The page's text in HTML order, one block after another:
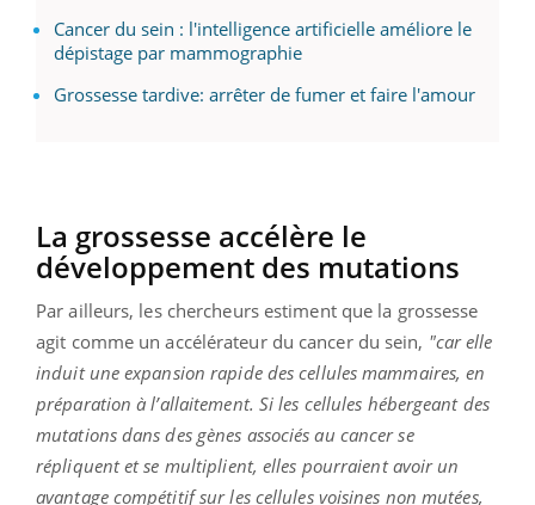
Cancer du sein : l'intelligence artificielle améliore le
dépistage par mammographie
Grossesse tardive: arrêter de fumer et faire l'amour
La grossesse accélère le
développement des mutations
Par ailleurs, les chercheurs estiment que la grossesse
agit comme un accélérateur du cancer du sein, "car elle
induit une expansion rapide des cellules mammaires, en
préparation à l’allaitement. Si les cellules hébergeant des
mutations dans des gènes associés au cancer se
répliquent et se multiplient, elles pourraientavoir un
avantage compétitif sur les cellules voisines non mutées,